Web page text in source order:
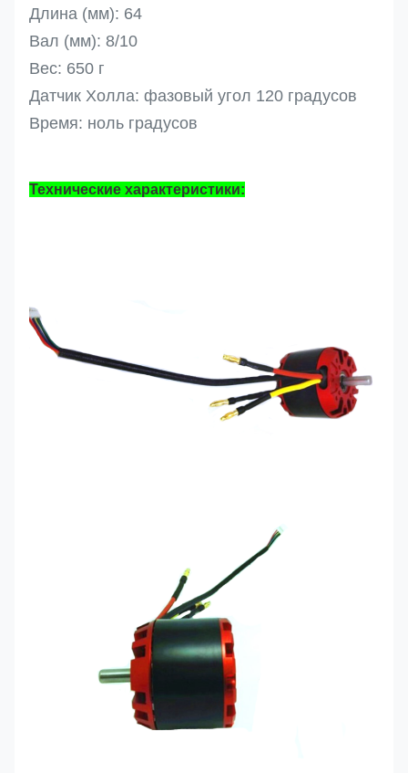
Длина (мм): 64
Вал (мм): 8/10
Вес: 650 г
Датчик Холла: фазовый угол 120 градусов
Время: ноль градусов
Технические характеристики: